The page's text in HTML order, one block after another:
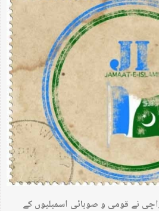
نے قومی و صوبائی اسمبلیوں کے